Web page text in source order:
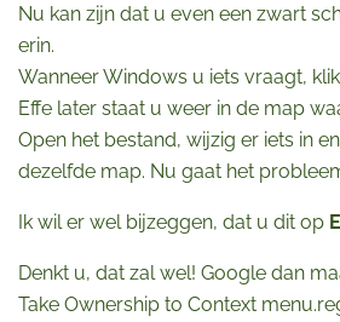
Nu kan zijn dat u even een zwart
erin.
Wanneer Windows u iets vraagt,
Effe later staat u weer in de map
Open het bestand, wijzig er iets in
dezelfde map. Nu gaat het
Ik wil er wel bijzeggen, dat u dit op
Denkt u, dat zal wel! Google dan
Take Ownership to Context